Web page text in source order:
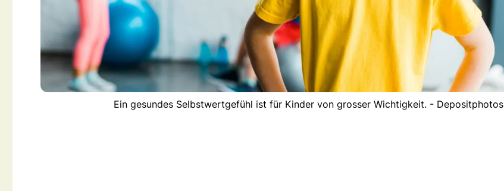
Ein gesundes Selbstwertgefühl ist für Kinder von grosser Wichtigkeit. - Depositphotos